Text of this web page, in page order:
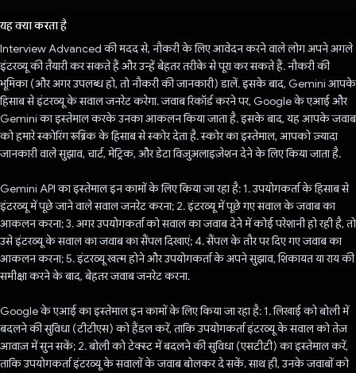
यह क्या करता है
Interview Advanced की मदद से, नौकरी के लिए आवेदन करने वाले लोग अपने अगले
इंटरव्यू की तैयारी कर सकते हैं और उन्हें बेहतर तरीके से पूरा कर सकते हैं. नौकरी की
भूमिका (और अगर उपलब्ध हो, तो नौकरी की जानकारी) डालें. इसके बाद, Gemini आपके
हिसाब से इंटरव्यू के सवाल जनरेट करेगा. जवाब रिकॉर्ड करने पर, Google के एआई और
Gemini का इस्तेमाल करके उनका आकलन किया जाता है. इसके बाद, यह आपके जवाब
को हमारे स्कोरिंग रूब्रिक के हिसाब से स्कोर देता है. स्कोर का इस्तेमाल, आपको ज़्यादा
जानकारी वाले सुझाव, चार्ट, मेट्रिक, और डेटा विज़ुअलाइज़ेशन देने के लिए किया जाता है.
Gemini API का इस्तेमाल इन कामों के लिए किया जा रहा है: 1. उपयोगकर्ता के हिसाब से
इंटरव्यू में पूछे जाने वाले सवाल जनरेट करना; 2. इंटरव्यू में पूछे गए सवाल के जवाब का
आकलन करना; 3. अगर उपयोगकर्ता को सवाल का जवाब देने में कोई परेशानी हो रही है, तो
उसे इंटरव्यू के सवाल का जवाब का सैंपल दिखाएं; 4. सैंपल के तौर पर दिए गए जवाब का
आकलन करना; 5. इंटरव्यू खत्म होने और उपयोगकर्ता के अपने सुझाव, शिकायत या राय की
समीक्षा करने के बाद, बेहतर जवाब जनरेट करना.
Google के एआई का इस्तेमाल इन कामों के लिए किया जा रहा है: 1. लिखाई को बोली में
बदलने की सुविधा (टीटीएस) को हैंडल करें, ताकि उपयोगकर्ता इंटरव्यू के सवाल को तेज़
आवाज़ में सुन सकें; 2. बोली को टेक्स्ट में बदलने की सुविधा (एसटीटी) का इस्तेमाल करें,
ताकि उपयोगकर्ता इंटरव्यू के सवालों के जवाब बोलकर दे सकें. साथ ही, उनके जवाबों को